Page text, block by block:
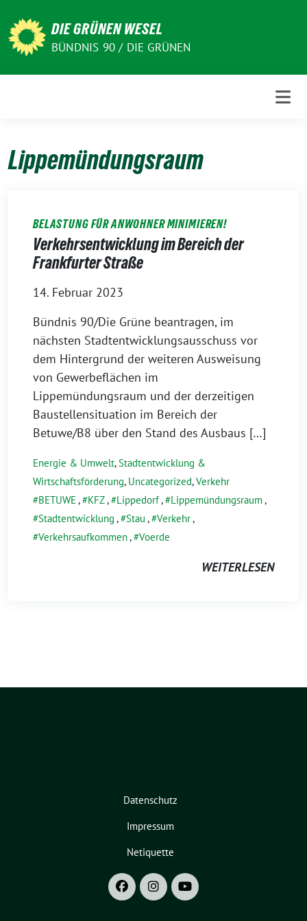
zum
Inhalt
DIE GRÜNEN WESEL
BÜNDNIS 90 / DIE GRÜNEN
Lippemündungsraum
BELASTUNG FÜR ANWOHNER MINIMIEREN!
Verkehrsentwicklung im Bereich der
Frankfurter Straße
14. Februar 2023
Bündnis 90/Die Grüne beantragen, im
nächsten Stadtentwicklungsausschuss vor
dem Hintergrund der weiteren Ausweisung
von Gewerbeflächen im
Lippemündungsraum und der derzeitigen
Baustellensituation im Bereich der
Betuwe/B8 über den Stand des Ausbaus […]
Energie & Umwelt,Stadtentwicklung &
Wirtschaftsförderung, Uncategorized,Verkehr
BETUWE , KFZ, Lippedorf, Lippemündungsraum,
Stadtentwicklung , Stau , Verkehr,
Verkehrsaufkommen, Voerde
WEITERLESEN
Datenschutz
Impressum
Netiquette